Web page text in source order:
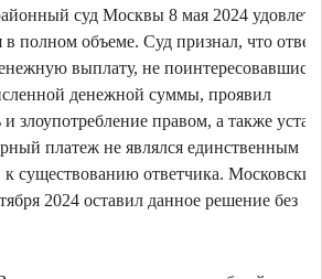
суд Москвы 8 мая 2024
в полном объеме. Суд признал, что
выплату, не поинтересовавшись
денежной суммы, проявил
и злоупотребление правом, а также
платеж не являлся единственным
существованию ответчика. Московский
2024 оставил данное решение без